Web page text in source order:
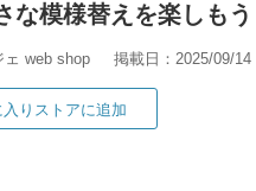
な模様替えを楽しもう
ェ web shop 掲載日：2025/09/14
入りストアに追加